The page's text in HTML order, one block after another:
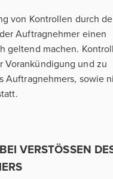
von Kontrollen durch
Auftragnehmer einen
geltend machen.
Vorankündigung und zu
Auftragnehmers, sowie
VERSTÖSSEN